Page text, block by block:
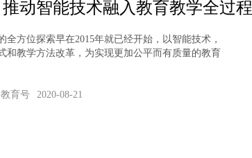
动智能技术融入教育教学全过程
全方位探索早在2015年就已经开始，以智能技术，
和教学方法改革，为实现更加公平而有质量的教育
育号 2020-08-21